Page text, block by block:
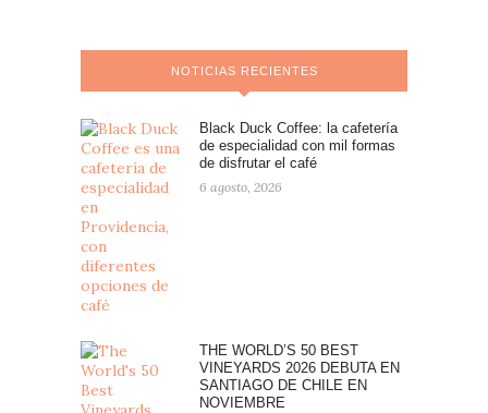
NOTICIAS RECIENTES
Black Duck Coffee: la cafetería
de especialidad con mil formas
de disfrutar el café
6 agosto, 2026
THE WORLD’S 50 BEST
VINEYARDS 2026 DEBUTA EN
SANTIAGO DE CHILE EN
NOVIEMBRE